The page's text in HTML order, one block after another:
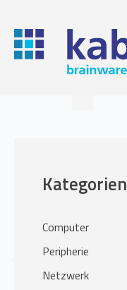
Kategorien
Computer
Peripherie
Netzwerk